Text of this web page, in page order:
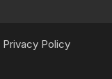
Privacy Policy